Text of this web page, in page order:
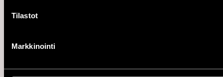
Tilastot
Markkinointi